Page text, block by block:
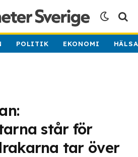
POLITIK EKONOMI
står för
tar över